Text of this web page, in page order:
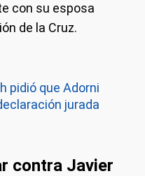
con su esposa
de la Cruz.
pidió que Adorni
jurada
contra Javier